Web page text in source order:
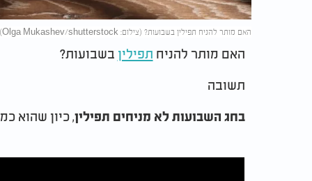
האם מותר להניח תפילין בשבועות? (צילום: Olga Mukashev/shutterstock)
האם מותר להניח תפילין בשבועות?
תשובה
בחג השבועות לא מניחים תפילין, כיון שהוא